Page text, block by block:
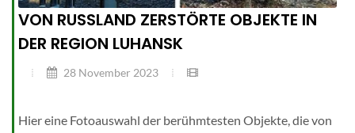
VON RUSSLAND ZERSTÖRTE OBJEKTE IN
DER REGION LUHANSK
28 November 2023
Hier eine Fotoauswahl der berühmtesten Objekte, die von